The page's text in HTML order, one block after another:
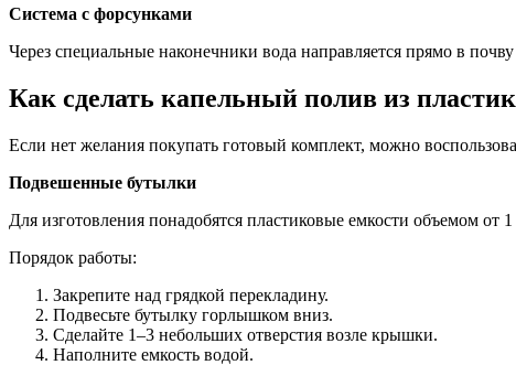
Система с форсунками
Через специальные наконечники вода направляется прямо в
Как сделать капельный полив из
Если нет желания покупать готовый комплект, можно
Подвешенные бутылки
Для изготовления понадобятся пластиковые емкости объемом от
Порядок работы:
Закрепите над грядкой перекладину.
Подвесьте бутылку горлышком вниз.
Сделайте 1–3 небольших отверстия возле крышки.
Наполните емкость водой.